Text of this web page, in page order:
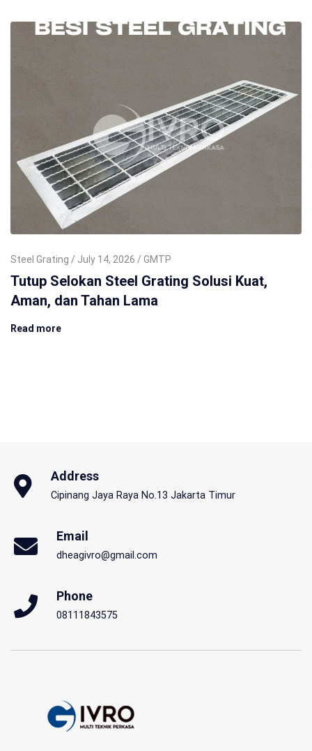
Steel Grating July 14, 2026 GMTP
Tutup Selokan Steel Grating Solusi Kuat,
Aman, dan Tahan Lama
Read more
Address
Cipinang Jaya Raya No.13 Jakarta Timur
Email
dheagivro@gmail.com
Phone
08111843575